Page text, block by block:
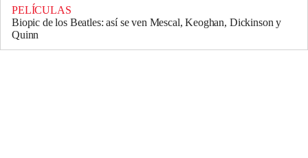
PELÍCULAS
Biopic de los Beatles: así se ven Mescal, Keoghan, Dickinson y
Quinn